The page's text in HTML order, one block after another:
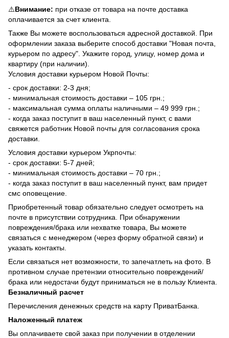
⚠️Внимание: при отказе от товара на почте доставка
оплачивается за счет клиента.
Также Вы можете воспользоваться адресной доставкой. При
оформлении заказа выберите способ доставки "Новая почта,
курьером по адресу". Укажите город, улицу, номер дома и
квартиру (при наличии).
Условия доставки курьером Новой Почты:
- срок доставки: 2-3 дня;
- минимальная стоимость доставки – 105 грн.;
- максимальная сумма оплаты наличными – 49 999 грн.;
- когда заказ поступит в ваш населенный пункт, с вами
свяжется работник Новой почты для согласования срока
доставки.
Условия доставки курьером Укрпочты:
- срок доставки: 5-7 дней;
- минимальная стоимость доставки – 70 грн.;
- когда заказ поступит в ваш населенный пункт, вам придет
смс оповещение.
Приобретенный товар обязательно следует осмотреть на
почте в присутствии сотрудника. При обнаружении
повреждения/брака или нехватке товара, Вы можете
связаться с менеджером (через форму обратной связи) и
указать контакты.
Если связаться нет возможности, то запечатлеть на фото. В
противном случае претензии относительно повреждений/
брака или недостачи будут приниматься не в пользу Клиента.
Безналичный расчет
Перечисления денежных средств на карту ПриватБанка.
Наложенный платеж
Вы оплачиваете свой заказ при получении в отделении